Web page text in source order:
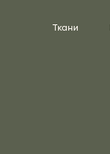
Ткани